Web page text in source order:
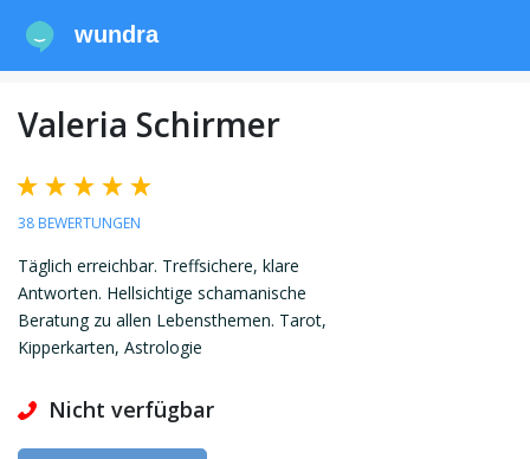
wundra
Valeria Schirmer
38 BEWERTUNGEN
Täglich erreichbar. Treffsichere, klare
Antworten. Hellsichtige schamanische
Beratung zu allen Lebensthemen. Tarot,
Kipperkarten, Astrologie
Nicht verfügbar